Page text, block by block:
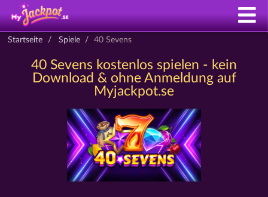
Startseite Spiele 40 Sevens
40 Sevens kostenlos spielen - kein
Download & ohne Anmeldung auf
Myjackpot.se